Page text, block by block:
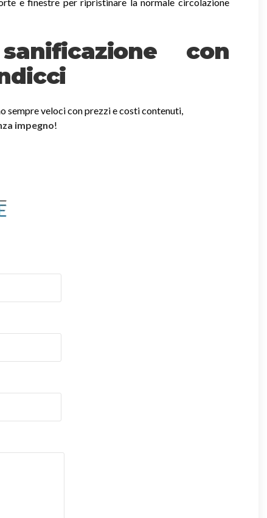
con
sempre veloci con prezzi e costi contenuti,
impegno!